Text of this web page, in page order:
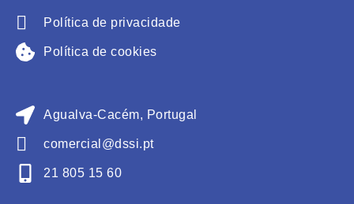
Política de privacidade
Política de cookies
Agualva-Cacém, Portugal
comercial@dssi.pt
21 805 15 60